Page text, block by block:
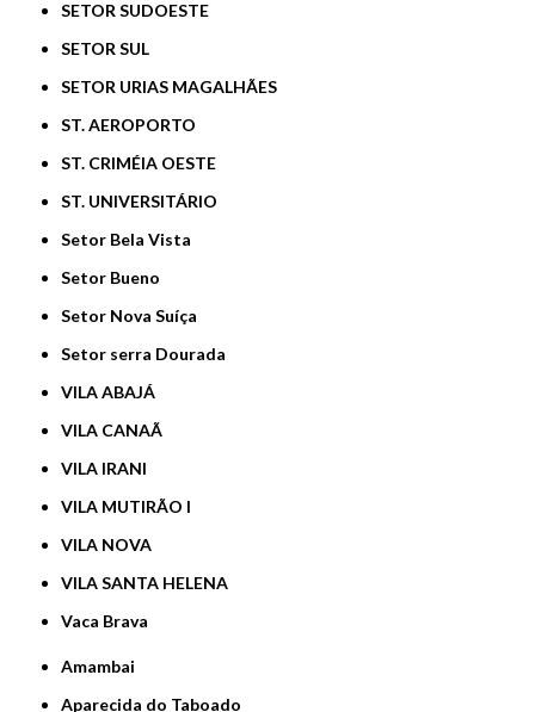
SETOR SUDOESTE
SETOR SUL
SETOR URIAS MAGALHÃES
ST. AEROPORTO
ST. CRIMÉIA OESTE
ST. UNIVERSITÁRIO
Setor Bela Vista
Setor Bueno
Setor Nova Suíça
Setor serra Dourada
VILA ABAJÁ
VILA CANAÃ
VILA IRANI
VILA MUTIRÃO I
VILA NOVA
VILA SANTA HELENA
Vaca Brava
Amambai
Aparecida do Taboado